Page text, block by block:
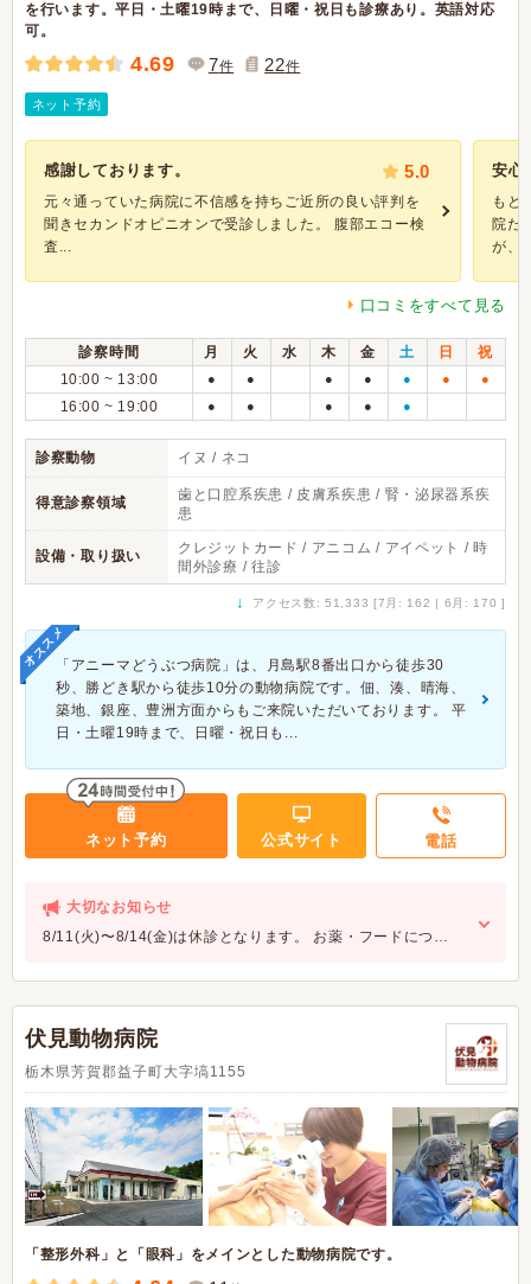
を行います。平日・土曜19時まで、日曜・祝日も診療あり。英語対応
可。
4.69 7件 22件
ネット予約
感謝しております。 5.0
元々通っていた病院に不信感を持ちご近所の良い評判を
聞きセカンドオピニオンで受診しました。 腹部エコー検
査...
安心
もと
院だ
が、
口コミをすべて見る
診察時間 月 火 水 木 金 土 日
祝
10:00 ~ 13:00
● ● ● ● ● ● ●
16:00 ~ 19:00 ● ● ● ● ●
診察動物 イヌ / ネコ
得意診察領域
歯と口腔系疾患 / 皮膚系疾患 / 腎・泌尿器系疾
患
設備・取り扱い
クレジットカード / アニコム / アイペット / 時
間外診療 / 往診
↓ アクセス数: 51,333 [7月: 162 | 6月: 170 ]
オススメ「アニーマどうぶつ病院」は、月島駅8番出口から徒歩30
秒、勝どき駅から徒歩10分の動物病院です。佃、湊、晴海、
築地、銀座、豊洲方面からもご来院いただいております。 平
日・土曜19時まで、日曜・祝日も...
ネット予約 公式サイト 電話
大切なお知らせ
8/11(火)〜8/14(金)は休診となります。 お薬・フードにつ…
伏見動物病院
栃木県芳賀郡益子町大字塙1155
「整形外科」と「眼科」をメインとした動物病院です。